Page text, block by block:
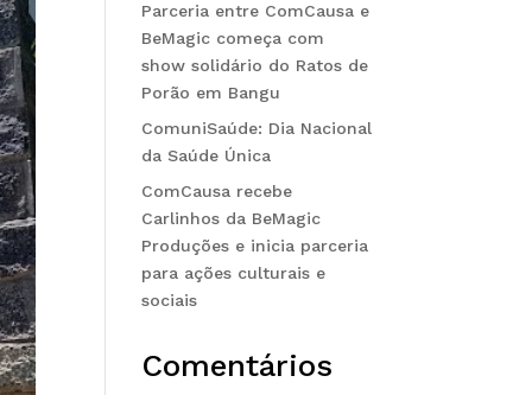
Parceria entre ComCausa e
BeMagic começa com
show solidário do Ratos de
Porão em Bangu
ComuniSaúde: Dia Nacional
da Saúde Única
ComCausa recebe
Carlinhos da BeMagic
Produções e inicia parceria
para ações culturais e
sociais
Comentários